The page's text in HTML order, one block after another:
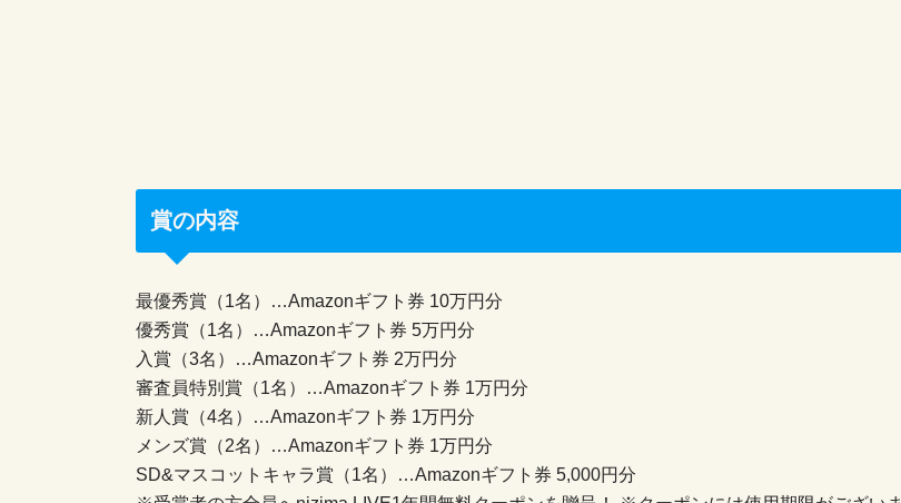
賞の内容
最優秀賞（1名）…Amazonギフト券 10万円分
優秀賞（1名）…Amazonギフト券 5万円分
入賞（3名）…Amazonギフト券 2万円分
審査員特別賞（1名）…Amazonギフト券 1万円分
新人賞（4名）…Amazonギフト券 1万円分
メンズ賞（2名）…Amazonギフト券 1万円分
SD&マスコットキャラ賞（1名）…Amazonギフト券 5,000円分